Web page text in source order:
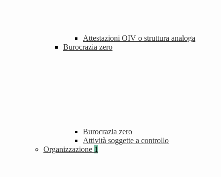
Attestazioni OIV o struttura analoga
Burocrazia zero
Burocrazia zero
Attività soggette a controllo
Organizzazione 1